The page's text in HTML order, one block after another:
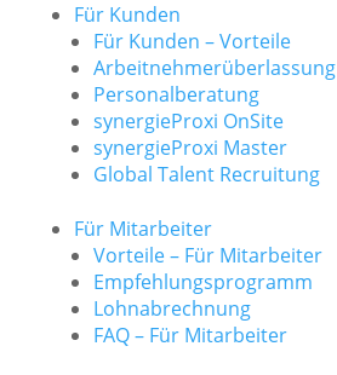
Für Kunden
Für Kunden – Vorteile
Arbeitnehmerüberlassung
Personalberatung
synergieProxi OnSite
synergieProxi Master
Global Talent Recruitung
Für Mitarbeiter
Vorteile – Für Mitarbeiter
Empfehlungsprogramm
Lohnabrechnung
FAQ – Für Mitarbeiter